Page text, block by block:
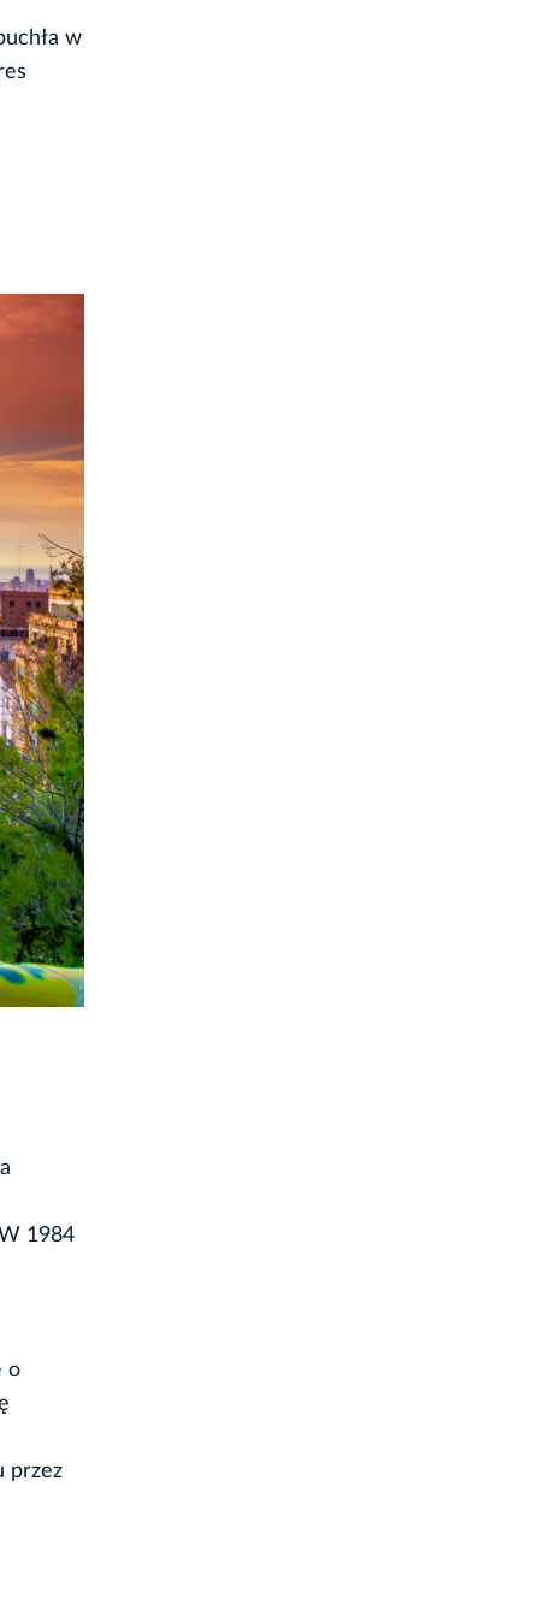
w
1984
o
przez